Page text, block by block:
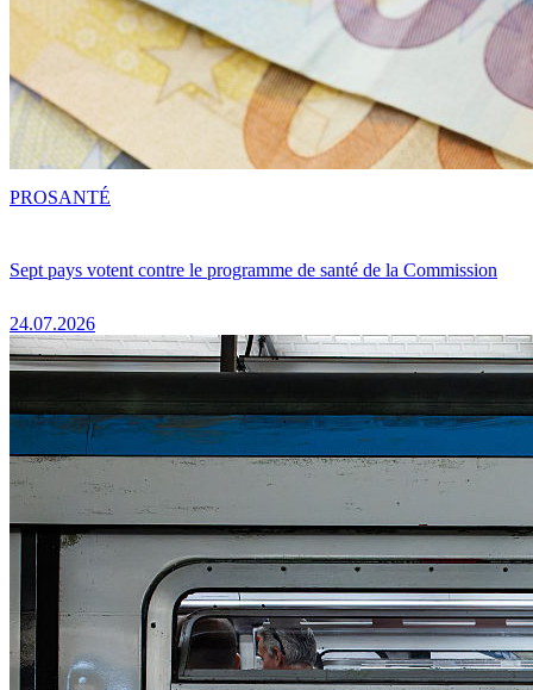
Sept pays votent contre le programme de santé de la Commission
24.07.2026
PROSANTÉ